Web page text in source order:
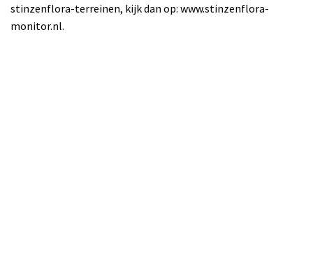
stinzenflora-terreinen, kijk dan op: www.stinzenflora-
monitor.nl.